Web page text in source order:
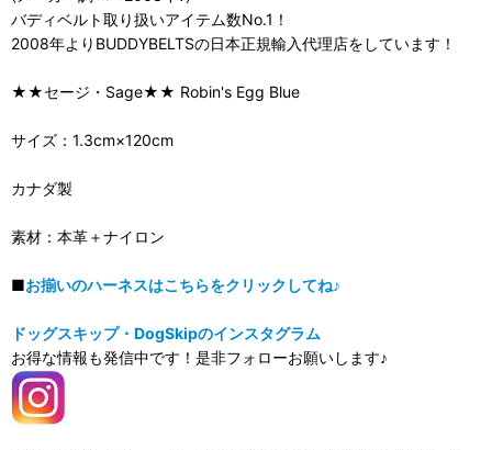
バディベルト取り扱いアイテム数No.1！
2008年よりBUDDYBELTSの日本正規輸入代理店をしています！
★★セージ・Sage★★ Robin's Egg Blue
サイズ：1.3cm×120cm
カナダ製
素材：本革＋ナイロン
■お揃いのハーネスはこちらをクリックしてね♪
ドッグスキップ・DogSkipのインスタグラム
お得な情報も発信中です！是非フォローお願いします♪